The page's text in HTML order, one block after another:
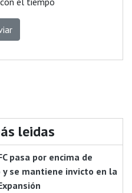
leidas
pasa por encima de
y se mantiene invicto en la